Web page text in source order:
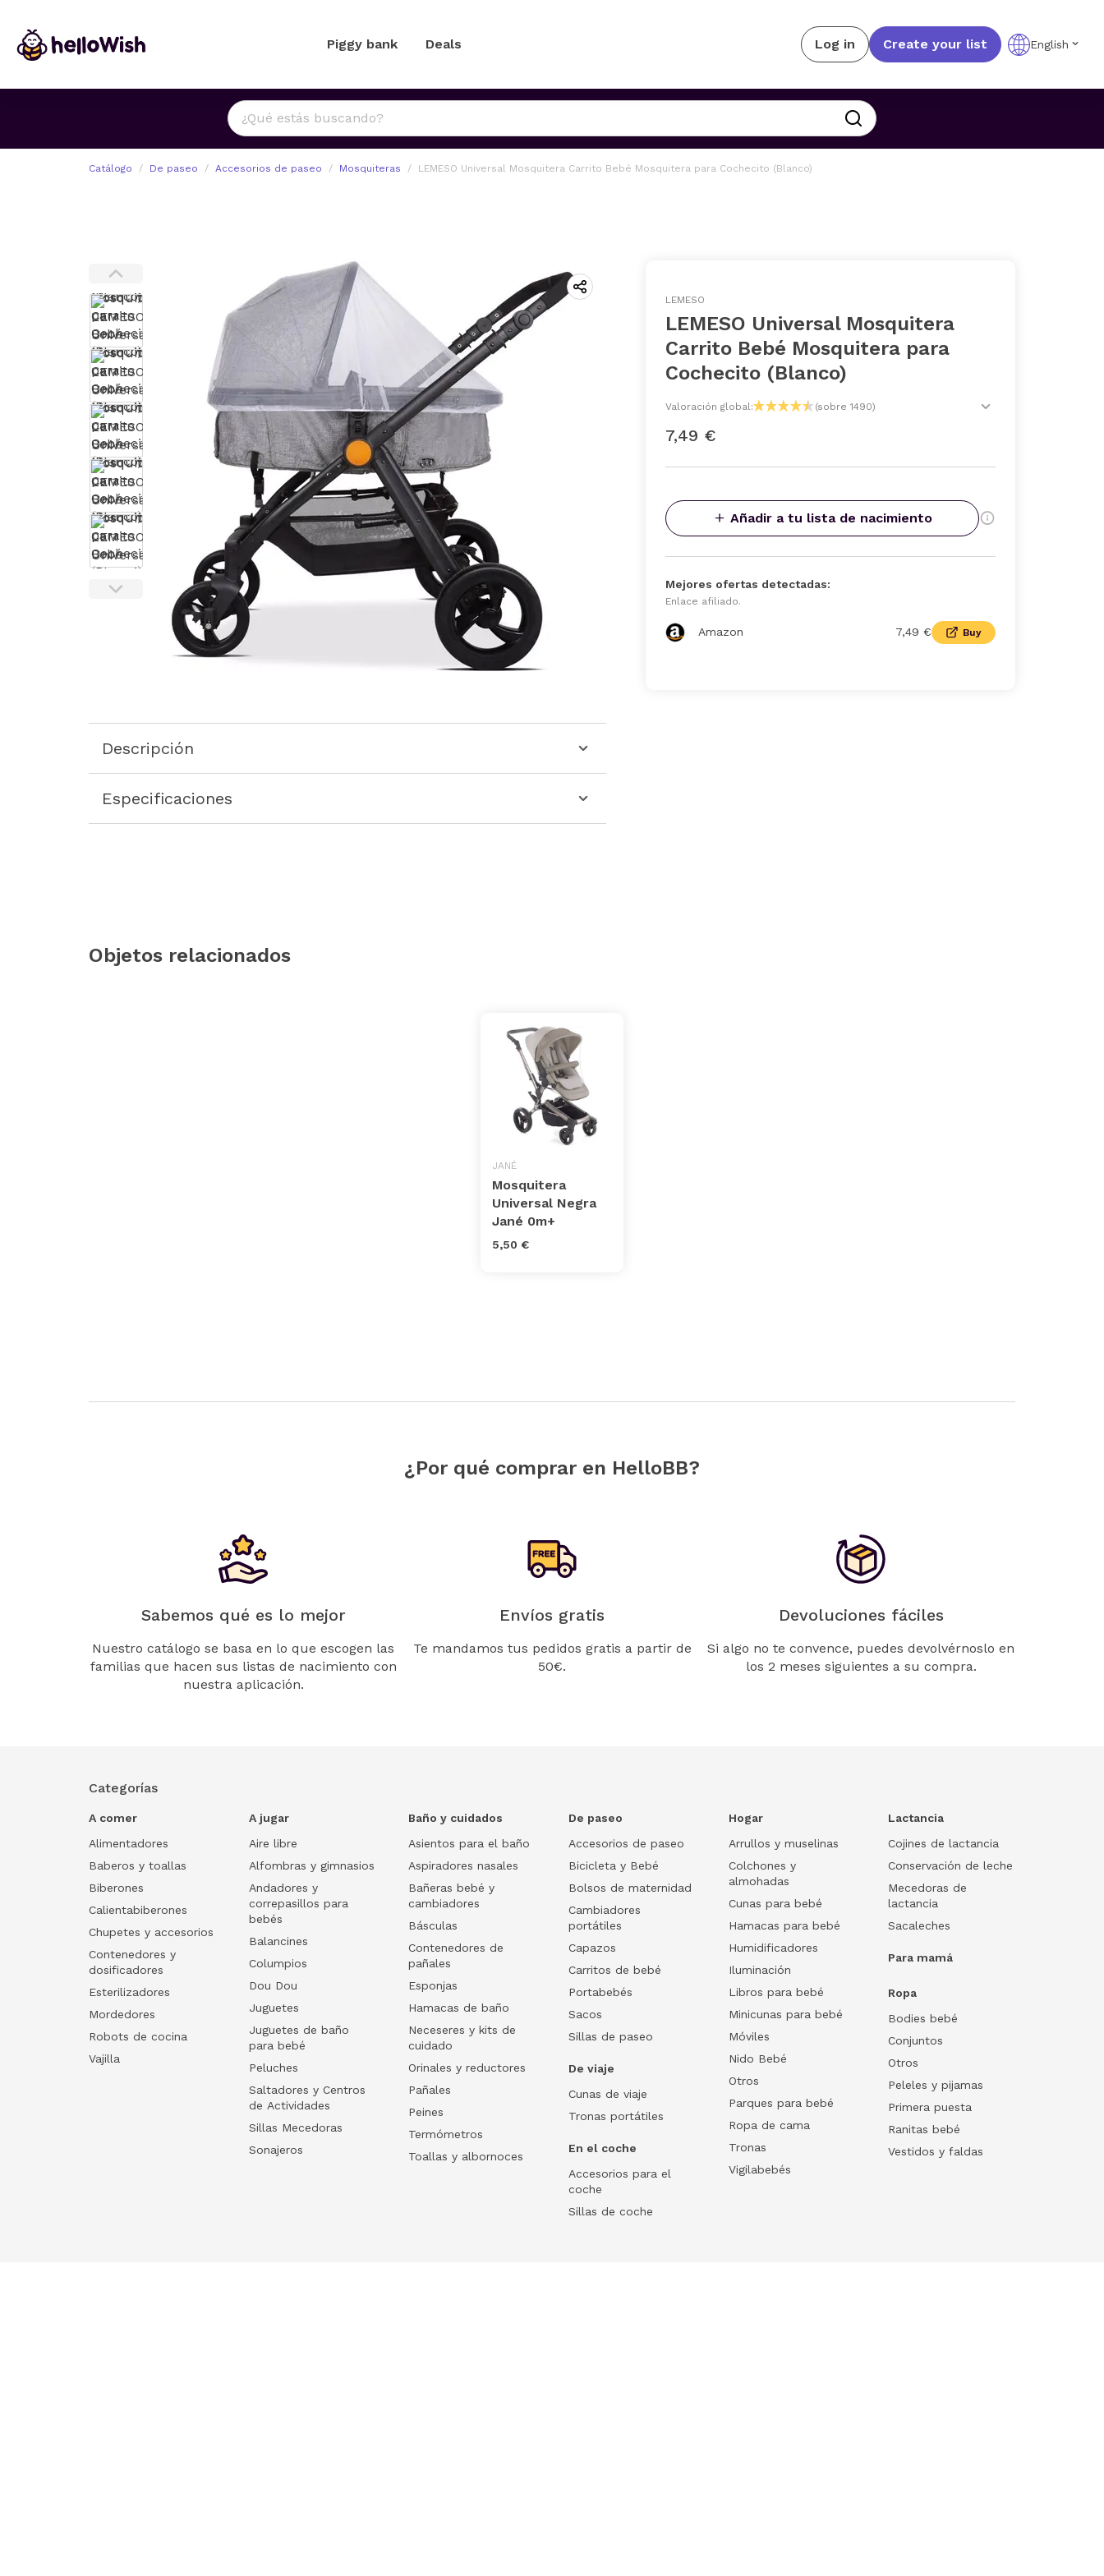
Piggy bank Deals Log in Create your list English
Catálogo De paseo Accesorios de paseo Mosquiteras LEMESO Universal Mosquitera Carrito Bebé Mosquitera para Cochecito (Blanco)
Descripción
Especificaciones
LEMESO
LEMESO Universal Mosquitera
Carrito Bebé Mosquitera para
Cochecito (Blanco)
Valoración global: (sobre 1490)
7,49 €
Añadir a tu lista de nacimiento
Mejores ofertas detectadas:
Enlace afiliado.
Amazon 7,49 € Buy
Objetos relacionados
JANÉ
Mosquitera
Universal Negra
Jané 0m+
5,50 €
¿Por qué comprar en HelloBB?
Sabemos qué es lo mejor
Nuestro catálogo se basa en lo que escogen las
familias que hacen sus listas de nacimiento con
nuestra aplicación.
Envíos gratis
Te mandamos tus pedidos gratis a partir de
50€.
Devoluciones fáciles
Si algo no te convence, puedes devolvérnoslo en
los 2 meses siguientes a su compra.
Categorías
A comer
Alimentadores
Baberos y toallas
Biberones
Calientabiberones
Chupetes y accesorios
Contenedores y
dosificadores
Esterilizadores
Mordedores
Robots de cocina
Vajilla
A jugar
Aire libre
Alfombras y gimnasios
Andadores y
correpasillos para
bebés
Balancines
Columpios
Dou Dou
Juguetes
Juguetes de baño
para bebé
Peluches
Saltadores y Centros
de Actividades
Sillas Mecedoras
Sonajeros
Baño y cuidados
Asientos para el baño
Aspiradores nasales
Bañeras bebé y
cambiadores
Básculas
Contenedores de
pañales
Esponjas
Hamacas de baño
Neceseres y kits de
cuidado
Orinales y reductores
Pañales
Peines
Termómetros
Toallas y albornoces
De paseo
Accesorios de paseo
Bicicleta y Bebé
Bolsos de maternidad
Cambiadores
portátiles
Capazos
Carritos de bebé
Portabebés
Sacos
Sillas de paseo
De viaje
Cunas de viaje
Tronas portátiles
En el coche
Accesorios para el
coche
Sillas de coche
Hogar
Arrullos y muselinas
Colchones y
almohadas
Cunas para bebé
Hamacas para bebé
Humidificadores
Iluminación
Libros para bebé
Minicunas para bebé
Móviles
Nido Bebé
Otros
Parques para bebé
Ropa de cama
Tronas
Vigilabebés
Lactancia
Cojines de lactancia
Conservación de leche
Mecedoras de
lactancia
Sacaleches
Para mamá
Ropa
Bodies bebé
Conjuntos
Otros
Peleles y pijamas
Primera puesta
Ranitas bebé
Vestidos y faldas